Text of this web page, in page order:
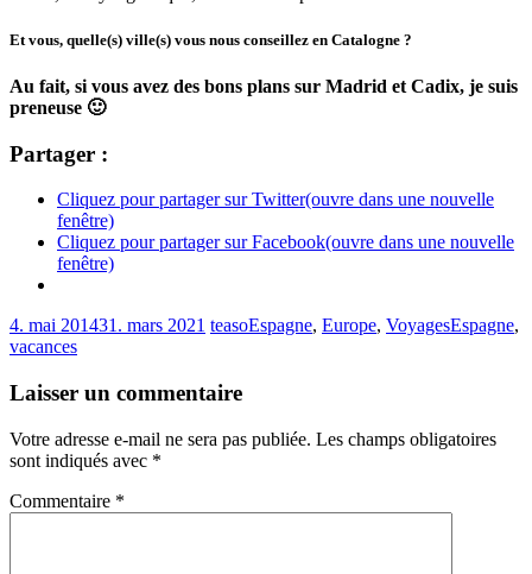
Et vous, quelle(s) ville(s) vous nous conseillez en Catalogne ?
Au fait, si vous avez des bons plans sur Madrid et Cadix, je suis
preneuse 🙂
Partager :
Cliquez pour partager sur Twitter(ouvre dans une nouvelle
fenêtre)
Cliquez pour partager sur Facebook(ouvre dans une nouvelle
fenêtre)
4. mai 201431. mars 2021 teasoEspagne, Europe, VoyagesEspagne,
vacances
Laisser un commentaire
Votre adresse e-mail ne sera pas publiée. Les champs obligatoires
sont indiqués avec *
Commentaire *